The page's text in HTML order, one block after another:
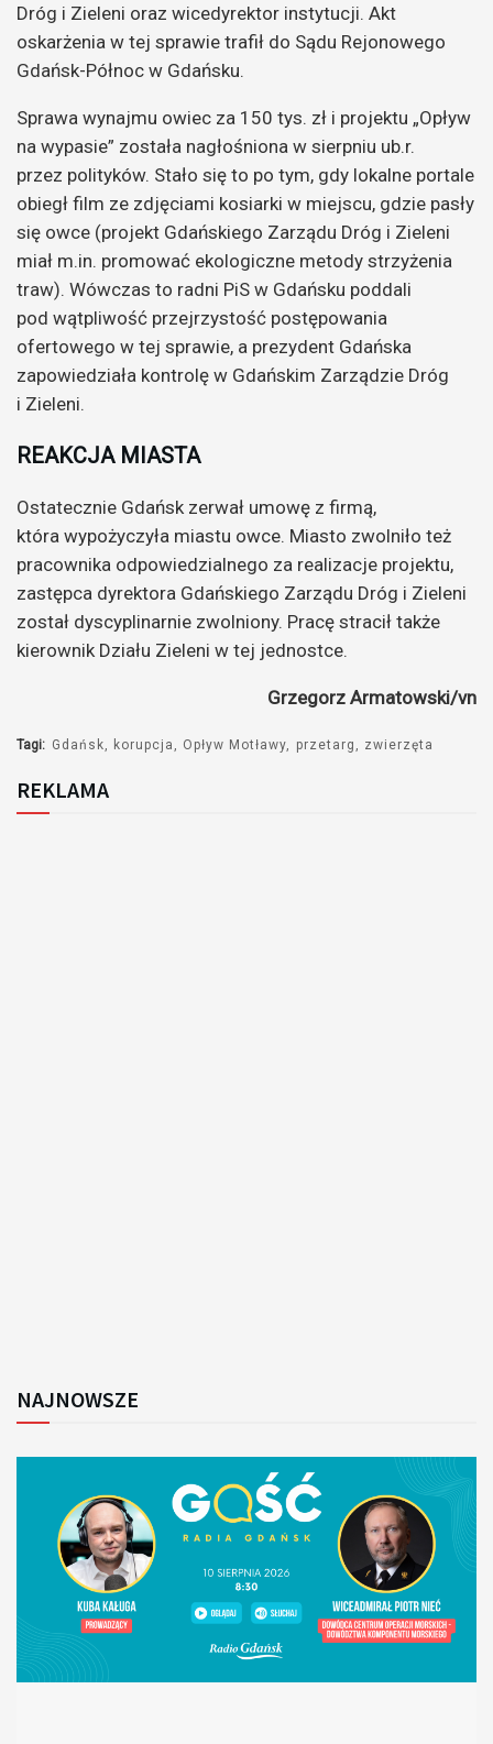
Dróg i Zieleni oraz wicedyrektor instytucji. Akt
oskarżenia w tej sprawie trafił do Sądu Rejonowego
Gdańsk-Północ w Gdańsku.
Sprawa wynajmu owiec za 150 tys. zł i projektu „Opływ
na wypasie” została nagłośniona w sierpniu ub.r.
przez polityków. Stało się to po tym, gdy lokalne portale
obiegł film ze zdjęciami kosiarki w miejscu, gdzie pasły
się owce (projekt Gdańskiego Zarządu Dróg i Zieleni
miał m.in. promować ekologiczne metody strzyżenia
traw). Wówczas to radni PiS w Gdańsku poddali
pod wątpliwość przejrzystość postępowania
ofertowego w tej sprawie, a prezydent Gdańska
zapowiedziała kontrolę w Gdańskim Zarządzie Dróg
i Zieleni.
REAKCJA MIASTA
Ostatecznie Gdańsk zerwał umowę z firmą,
która wypożyczyła miastu owce. Miasto zwolniło też
pracownika odpowiedzialnego za realizacje projektu,
zastępca dyrektora Gdańskiego Zarządu Dróg i Zieleni
został dyscyplinarnie zwolniony. Pracę stracił także
kierownik Działu Zieleni w tej jednostce.
Grzegorz Armatowski/vn
Tagi: Gdańsk korupcja Opływ Motławy przetarg zwierzęta
REKLAMA
NAJNOWSZE